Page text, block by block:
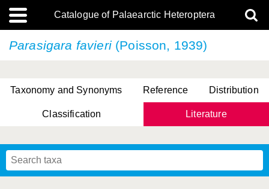
Catalogue of Palaearctic Heteroptera
Parasigara favieri(Poisson, 1939)
Taxonomy and Synonyms Reference Distribution
Classification Literature